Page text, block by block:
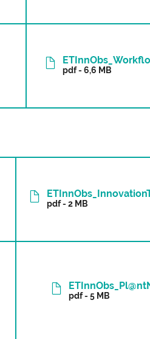
pdf - 6,6 MB
pdf - 2 MB
pdf - 5 MB